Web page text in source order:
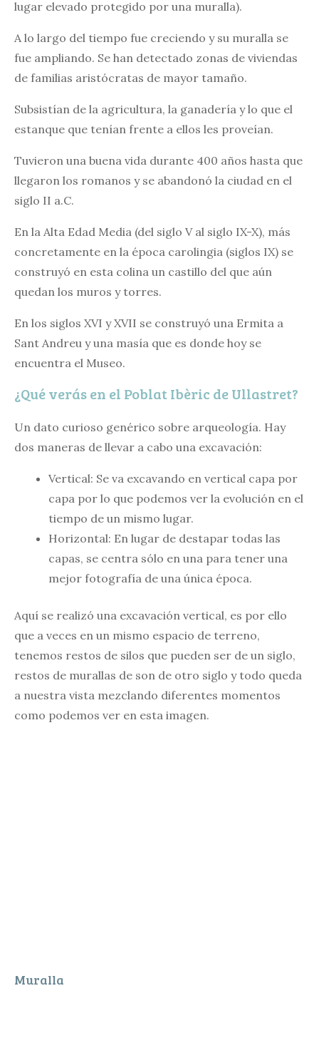
lugar elevado protegido por una muralla).
A lo largo del tiempo fue creciendo y su muralla se
fue ampliando. Se han detectado zonas de viviendas
de familias aristócratas de mayor tamaño.
Subsistían de la agricultura, la ganadería y lo que el
estanque que tenían frente a ellos les proveían.
Tuvieron una buena vida durante 400 años hasta que
llegaron los romanos y se abandonó la ciudad en el
siglo II a.C.
En la Alta Edad Media (del siglo V al siglo IX-X), más
concretamente en la época carolingia (siglos IX) se
construyó en esta colina un castillo del que aún
quedan los muros y torres.
En los siglos XVI y XVII se construyó una Ermita a
Sant Andreu y una masía que es donde hoy se
encuentra el Museo.
¿Qué verás en el Poblat Ibèric de Ullastret?
Un dato curioso genérico sobre arqueología. Hay
dos maneras de llevar a cabo una excavación:
Vertical: Se va excavando en vertical capa por
capa por lo que podemos ver la evolución en el
tiempo de un mismo lugar.
Horizontal: En lugar de destapar todas las
capas, se centra sólo en una para tener una
mejor fotografía de una única época.
Aquí se realizó una excavación vertical, es por ello
que a veces en un mismo espacio de terreno,
tenemos restos de silos que pueden ser de un siglo,
restos de murallas de son de otro siglo y todo queda
a nuestra vista mezclando diferentes momentos
como podemos ver en esta imagen.
Muralla